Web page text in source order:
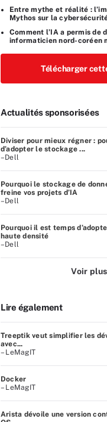
Entre mythe et réalité :
Mythos sur la
Comment l’IA a permis de
informaticien nord-coréen
Télécharger
Actualités sponsorisées
Diviser pour mieux régner :
d’adopter le stockage ...
–Dell
Pourquoi le stockage de
freine vos projets d’IA
–Dell
Pourquoi il est temps
haute densité
–Dell
Voir plus
Lire également
Treeptik veut simplifier les
avec...
– LeMagIT
Docker
– LeMagIT
Arista dévoile une version